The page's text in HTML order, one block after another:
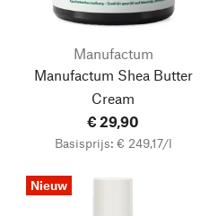
Manufactum
Manufactum Shea Butter
Cream
€ 29,90
Basisprijs: € 249,17/l
Nieuw